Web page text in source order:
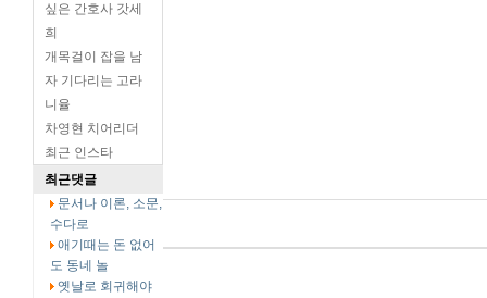
싶은 간호사 갓세
희
개목걸이 잡을 남
자 기다리는 고라
니율
차영현 치어리더
최근 인스타
최근댓글
문서나 이론, 소문,
수다로
애기때는 돈 없어
도 동네 놀
옛날로 회귀해야